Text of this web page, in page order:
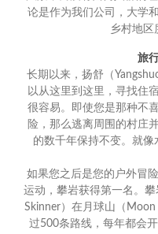
论是作为我们公司，大学
乡村地区
旅
长期以来，扬舒（
以从这里到这里，寻找住
很容易。即使您是那种不
险，那么逃离周围的村庄
的数千年保持不变。就
如果您之后是您的户外冒
运动，攀岩获得第一名。
Skinner）在月球山（
过500条路线，每年都会